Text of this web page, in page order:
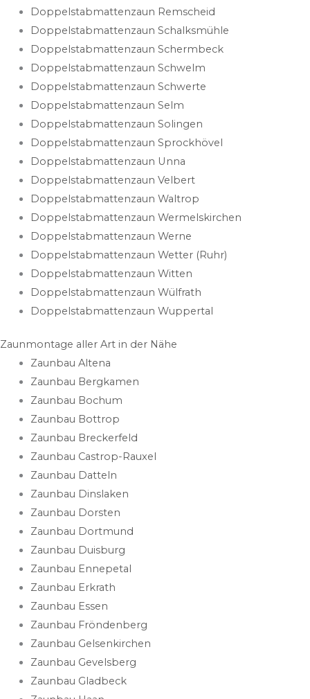
Doppelstabmattenzaun Remscheid
Doppelstabmattenzaun Schalksmühle
Doppelstabmattenzaun Schermbeck
Doppelstabmattenzaun Schwelm
Doppelstabmattenzaun Schwerte
Doppelstabmattenzaun Selm
Doppelstabmattenzaun Solingen
Doppelstabmattenzaun Sprockhövel
Doppelstabmattenzaun Unna
Doppelstabmattenzaun Velbert
Doppelstabmattenzaun Waltrop
Doppelstabmattenzaun Wermelskirchen
Doppelstabmattenzaun Werne
Doppelstabmattenzaun Wetter (Ruhr)
Doppelstabmattenzaun Witten
Doppelstabmattenzaun Wülfrath
Doppelstabmattenzaun Wuppertal
Zaunmontage aller Art in der Nähe
Zaunbau Altena
Zaunbau Bergkamen
Zaunbau Bochum
Zaunbau Bottrop
Zaunbau Breckerfeld
Zaunbau Castrop-Rauxel
Zaunbau Datteln
Zaunbau Dinslaken
Zaunbau Dorsten
Zaunbau Dortmund
Zaunbau Duisburg
Zaunbau Ennepetal
Zaunbau Erkrath
Zaunbau Essen
Zaunbau Fröndenberg
Zaunbau Gelsenkirchen
Zaunbau Gevelsberg
Zaunbau Gladbeck